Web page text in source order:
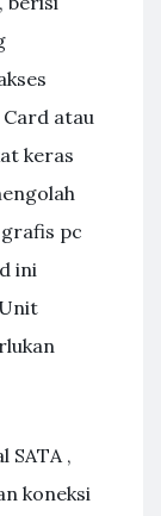
atau
keras
pc
ini
SATA ,
koneksi